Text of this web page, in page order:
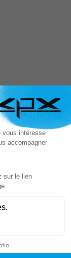
CLIC
PIÈCE RAPIDEMENT